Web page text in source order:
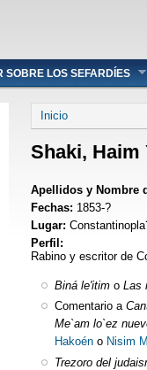
SOBRE LOS SEFARDÍES
Se encuentra
Inicio
Shaki, Haim
Apellidos y Nombre
Fechas: 1853-?
Lugar:
Perfil:
Rabino y escritor de
Biná le'itimo Las
Comentario a
Me`am lo`ez
Hakoéno Nisim
Trezoro del